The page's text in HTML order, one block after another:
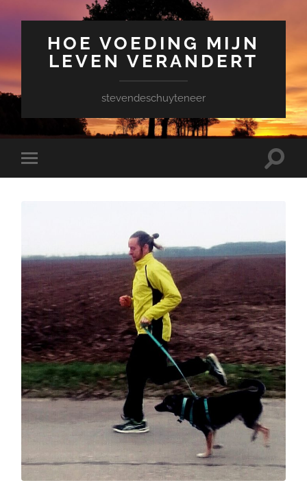
HOE VOEDING MIJN
LEVEN VERANDERT
stevendeschuyteneer
Toggle
mobiel
Toggle